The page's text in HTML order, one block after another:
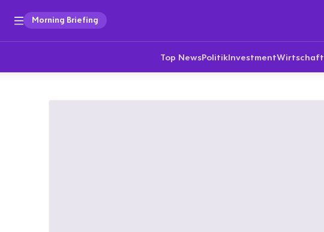
Morning Briefing
Top NewsPolitikInvestmentWirtschaft